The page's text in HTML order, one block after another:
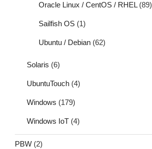
Oracle Linux / CentOS / RHEL(89)
Sailfish OS (1)
Ubuntu / Debian (62)
Solaris (6)
UbuntuTouch (4)
Windows (179)
Windows IoT (4)
PBW (2)